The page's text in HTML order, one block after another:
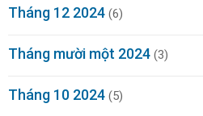
Tháng 12 2024 (6)
Tháng mười một 2024 (3)
Tháng 10 2024 (5)